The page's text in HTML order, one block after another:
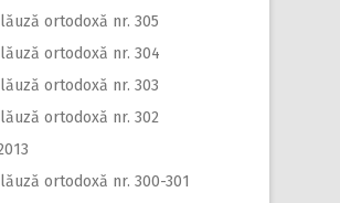
ortodoxă nr. 305
ortodoxă nr. 304
ortodoxă nr. 303
ortodoxă nr. 302
ortodoxă nr. 300-301